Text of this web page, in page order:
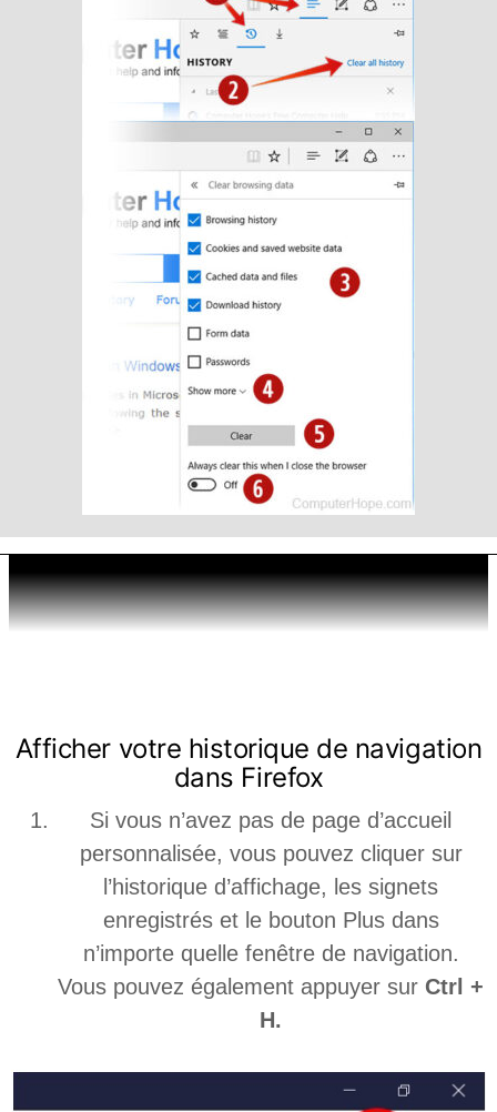
Afficher votre historique de navigation
dans Firefox
Si vous n’avez pas de page d’accueil
personnalisée, vous pouvez cliquer sur
l’historique d’affichage, les signets
enregistrés et le bouton Plus dans
n’importe quelle fenêtre de navigation.
Vous pouvez également appuyer sur Ctrl +
H.